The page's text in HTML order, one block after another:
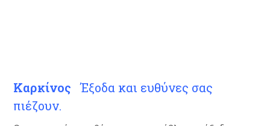
Καρκίνος Έξοδα και ευθύνες σας
πιέζουν.